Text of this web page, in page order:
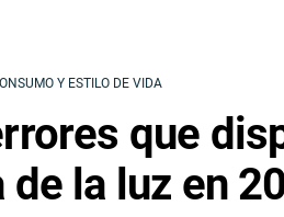
Y ESTILO DE VIDA
que
de la luz en